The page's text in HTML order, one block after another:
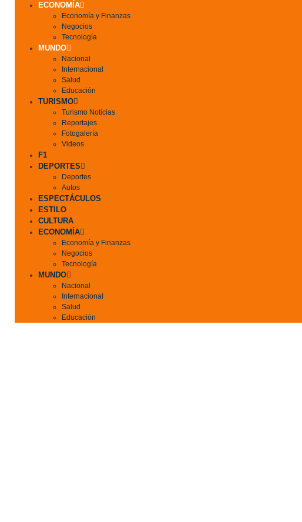
ECONOMÍA
Economía y Finanzas
Negocios
Tecnología
MUNDO
Nacional
Internacional
Salud
Educación
TURISMO
Turismo Noticias
Reportajes
Fotogalería
Videos
F1
DEPORTES
Deportes
Autos
ESPECTÁCULOS
ESTILO
CULTURA
ECONOMÍA
Economía y Finanzas
Negocios
Tecnología
MUNDO
Nacional
Internacional
Salud
Educación